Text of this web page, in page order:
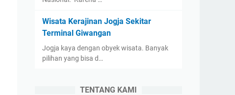
Wisata Kerajinan Jogja Sekitar
Terminal Giwangan
Jogja kaya dengan obyek wisata. Banyak
pilihan yang bisa d…
TENTANG KAMI